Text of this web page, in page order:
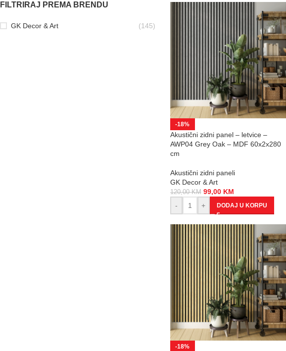
FILTRIRAJ PREMA BRENDU
GK Decor & Art (145)
-18%
Akustični zidni panel – letvice –
AWP04 Grey Oak – MDF 60x2x280
cm
Akustični zidni paneli
GK Decor & Art
120,00KM 99,00 KM
-
+ DODAJ U KORPU
-18%